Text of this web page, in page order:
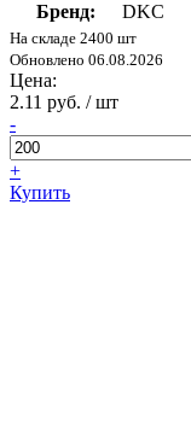
Бренд:
DKC
На складе 2400 шт
Обновлено 06.08.2026
Цена:
2.11 руб. / шт
-
+
Купить